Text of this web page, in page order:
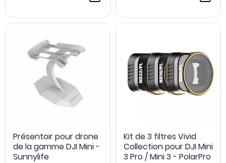
Présentoir pour drone
de la gamme DJI Mini -
Sunnylife
Kit de 3 filtres Vivid
Collection pour DJI Mini
3 Pro / Mini 3 - PolarPro